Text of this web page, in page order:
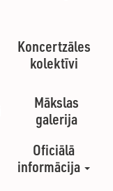
Koncertzāles
kolektīvi
Mākslas
galerija
Oficiālā
informācija